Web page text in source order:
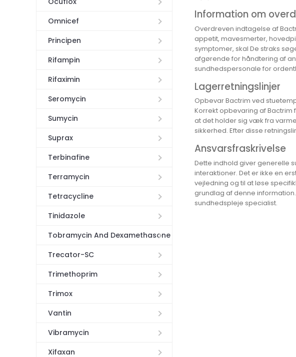
Omnicef
Principen
Rifampin
Rifaximin
Seromycin
Sumycin
Suprax
Terbinafine
Terramycin
Tetracycline
Tinidazole
Tobramycin And Dexamethasone
Trecator-SC
Trimethoprim
Trimox
Vantin
Vibramycin
Xifaxan
Information om
Overdreven indtagelse af
appetit, mavesmerter,
symptomer, skal De straks
afgørende for håndtering af
sundhedspersonale for
Lagerretningslinjer
Opbevar Bactrim ved
Korrekt opbevaring af Bactrim
at det holder sig væk fra
sikkerhed. Efter disse
Ansvarsfraskrivelse
Dette indhold giver generelle
interaktioner. Det er ikke en
vejledning og til at løse
grundlag af denne
sundhedspleje specialist.